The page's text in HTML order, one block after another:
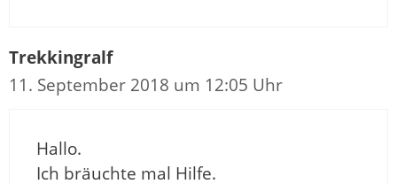
Trekkingralf
11. September 2018 um 12:05 Uhr
Hallo.
Ich bräuchte mal Hilfe.